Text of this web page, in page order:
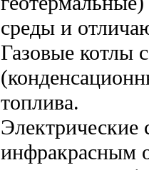
среды и
Газовые котлы
топлива.
инфракрасным